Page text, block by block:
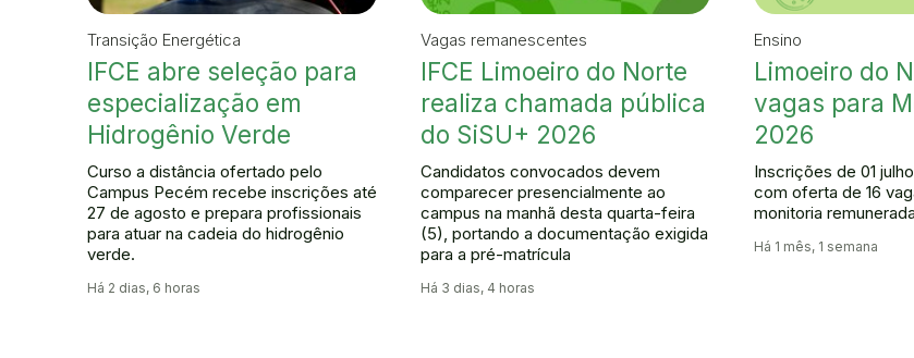
Transição Energética
IFCE abre seleção para
especialização em
Hidrogênio Verde
Curso a distância ofertado pelo
Campus Pecém recebe inscrições até
27 de agosto e prepara profissionais
para atuar na cadeia do hidrogênio
verde.
Há 2 dias, 6 horas
Vagas remanescentes
IFCE Limoeiro do Norte
realiza chamada pública
do SiSU+ 2026
Candidatos convocados devem
comparecer presencialmente ao
campus na manhã desta quarta-feira
(5), portando a documentação exigida
para a pré-matrícula
Há 3 dias, 4 horas
Ensino
Limoeiro do
vagas para
2026
Inscrições de 01
com oferta de 16
monitoria
Há 1 mês, 1 semana